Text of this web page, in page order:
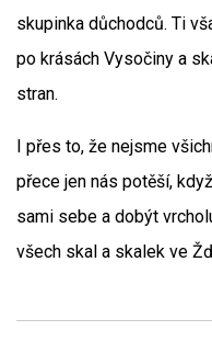
skupinka důchodců. Ti
po krásách Vysočiny a
stran.
I přes to, že nejsme
přece jen nás potěší,
sami sebe a dobýt
všech skal a skalek ve